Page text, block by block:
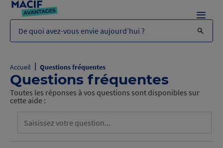
De quoi avez-vous envie aujourd’hui ?
Menu
Accueil | Questions fréquentes
Questions fréquentes
Toutes les réponses à vos questions sont disponibles sur
cette aide :